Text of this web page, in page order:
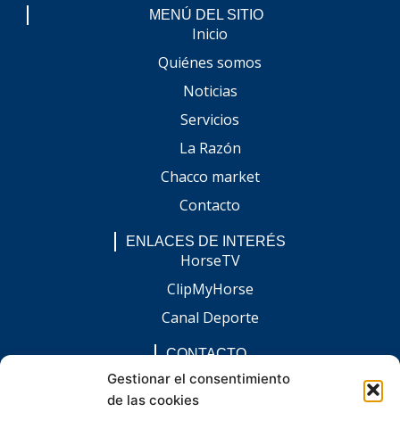
Gestionar el consentimiento
de las cookies
MENÚ DEL SITIO
Inicio
Quiénes somos
Noticias
Servicios
La Razón
Chacco market
Contacto
ENLACES DE INTERÉS
HorseTV
ClipMyHorse
Canal Deporte
CONTACTO
comunicacion@chaccoinfo.com
Presentes en todo el ámbito nacional